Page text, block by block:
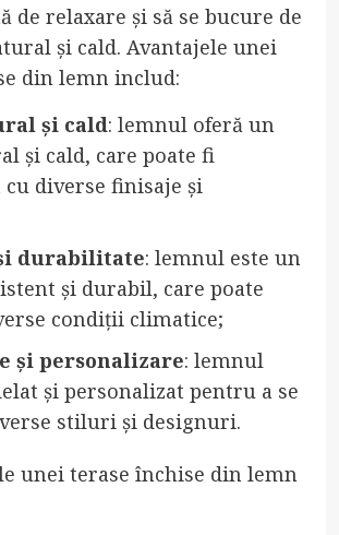
de relaxare și să se bucure de
și cald. Avantajele unei
din lemn includ:
și cald: lemnul oferă un
și cald, care poate fi
diverse finisaje și
durabilitate: lemnul este un
și durabil, care poate
condiții climatice;
și personalizare: lemnul
și personalizat pentru a se
stiluri și designuri.
unei terase închise din lemn